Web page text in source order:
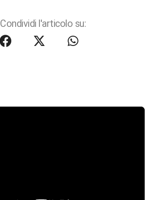
Condividi l'articolo su: